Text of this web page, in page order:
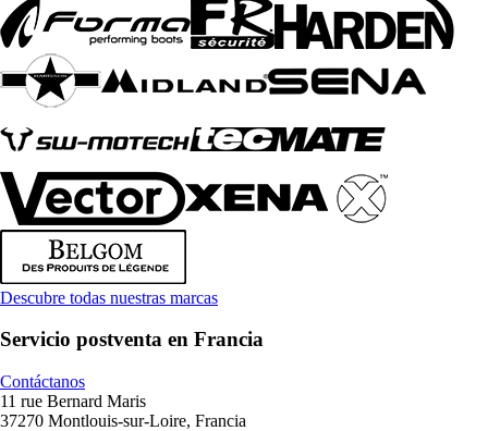
Descubre todas nuestras marcas
Servicio postventa en Francia
Contáctanos
11 rue Bernard Maris
37270 Montlouis-sur-Loire, Francia